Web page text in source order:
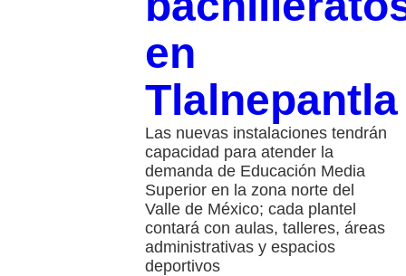
en
Tlalnepantla
Las nuevas instalaciones tendrán
capacidad para atender la
demanda de Educación Media
Superior en la zona norte del
Valle de México; cada plantel
contará con aulas, talleres, áreas
administrativas y espacios
deportivos